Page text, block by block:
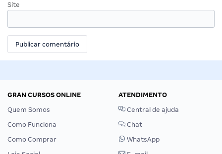
Site
GRAN CURSOS ONLINE
Quem Somos
Como Funciona
Como Comprar
ATENDIMENTO
Central de ajuda
Chat
WhatsApp